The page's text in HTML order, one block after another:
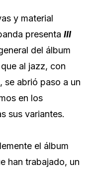
y material
presenta III
del álbum
al jazz, con
se abrió paso a un
en los
sus variantes.
el álbum
han trabajado, un